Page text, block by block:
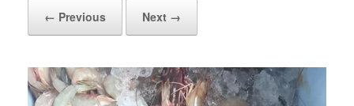
← Previous Next →